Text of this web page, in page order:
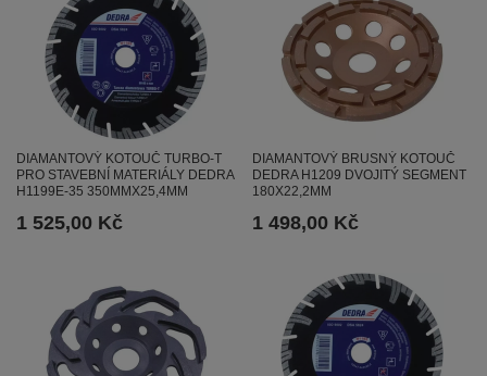
DIAMANTOVÝ KOTOUČ TURBO-T
PRO STAVEBNÍ MATERIÁLY DEDRA
H1199E-35 350MMX25,4MM
1 525,00 Kč
DIAMANTOVÝ BRUSNÝ KOTOUČ
DEDRA H1209 DVOJITÝ SEGMENT
180X22,2MM
1 498,00 Kč